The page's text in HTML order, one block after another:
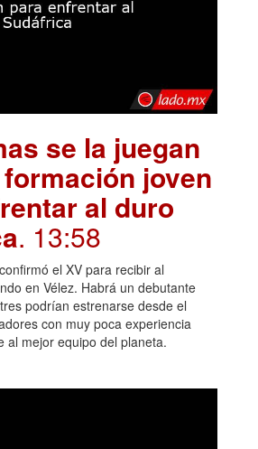
se la juegan
joven
al duro
. 13:58
el XV para recibir al
en Vélez. Habrá un debutante
podrían estrenarse desde el
con muy poca experiencia
al mejor equipo del planeta.